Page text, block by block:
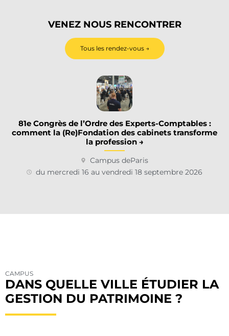
VENEZ NOUS RENCONTRER
Tous les rendez-vous →
81e Congrès de l’Ordre des Experts-Comptables :
comment la (Re)Fondation des cabinets transforme
la profession →
Campus deParis
du mercredi 16 au vendredi 18 septembre 2026
CAMPUS
DANS QUELLE VILLE ÉTUDIER LA
GESTION DU PATRIMOINE ?